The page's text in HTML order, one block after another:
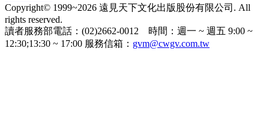
Copyright© 1999~2026 遠見天下文化出版股份有限公司. All
rights reserved.
讀者服務部電話：(02)2662-0012 時間：週一 ~ 週五 9:00 ~
12:30;13:30 ~ 17:00 服務信箱： gvm@cwgv.com.tw